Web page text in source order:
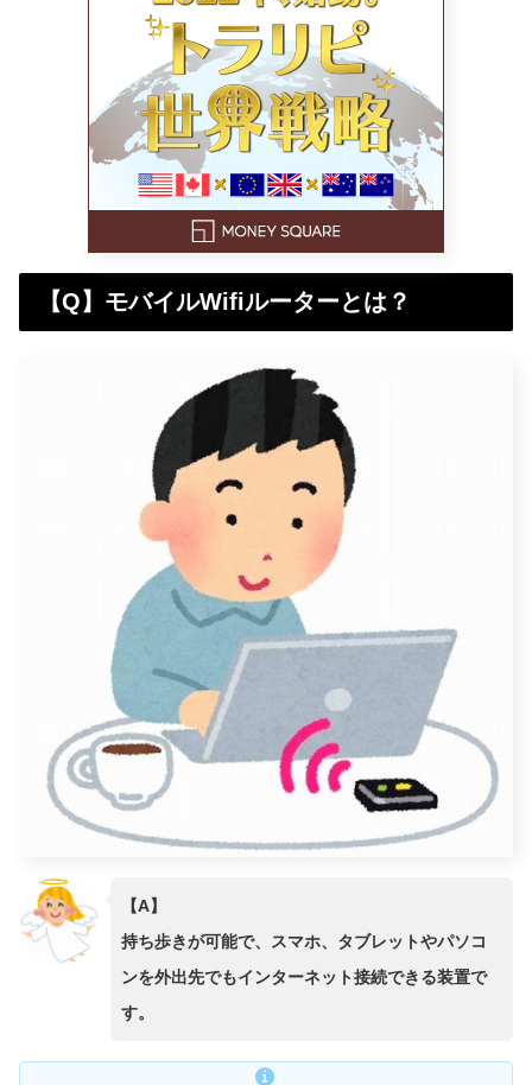
【Q】モバイルWifiルーターとは？
【A】
持ち歩きが可能で、スマホ、タブレットやパソコ
ンを外出先でもインターネット接続できる装置で
す。